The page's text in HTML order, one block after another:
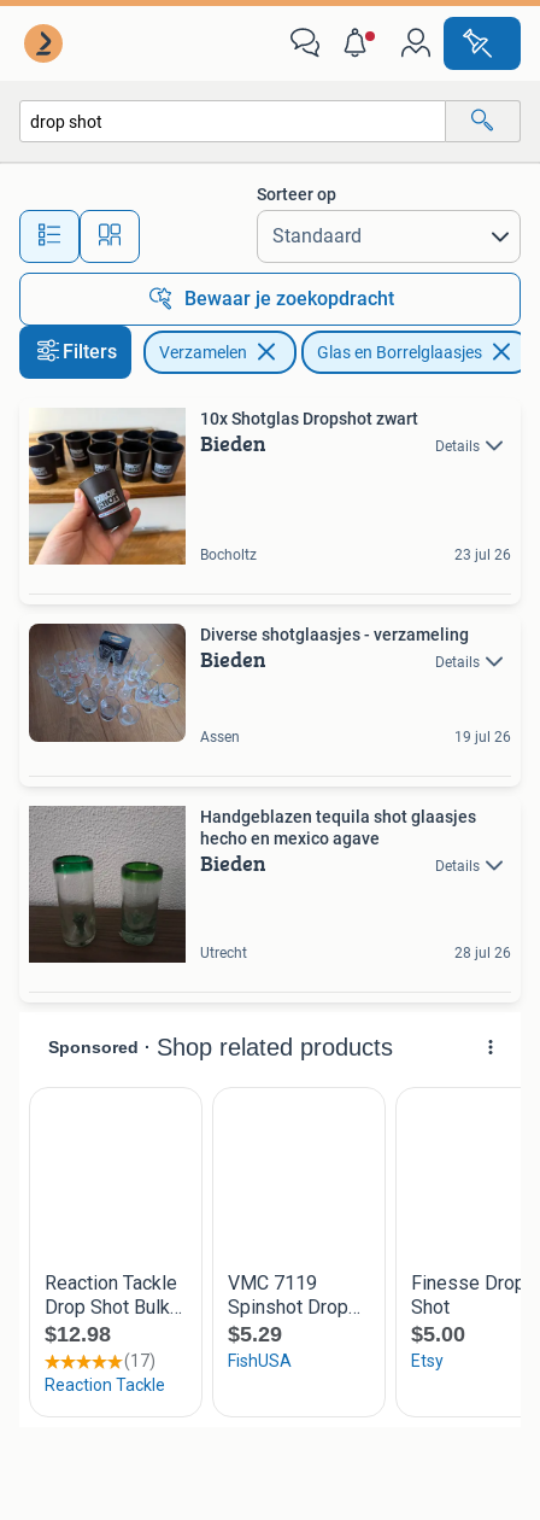
Alle afstanden…
Sorteer op
Bewaar je zoekopdracht
Filters Verzamelen Glas en Borrelglaasjes
10x Shotglas Dropshot zwart
Bieden Details
Bocholtz 23 jul 26
Diverse shotglaasjes - verzameling
Bieden Details
Assen 19 jul 26
Handgeblazen tequila shot glaasjes
hecho en mexico agave
Bieden Details
Utrecht 28 jul 26